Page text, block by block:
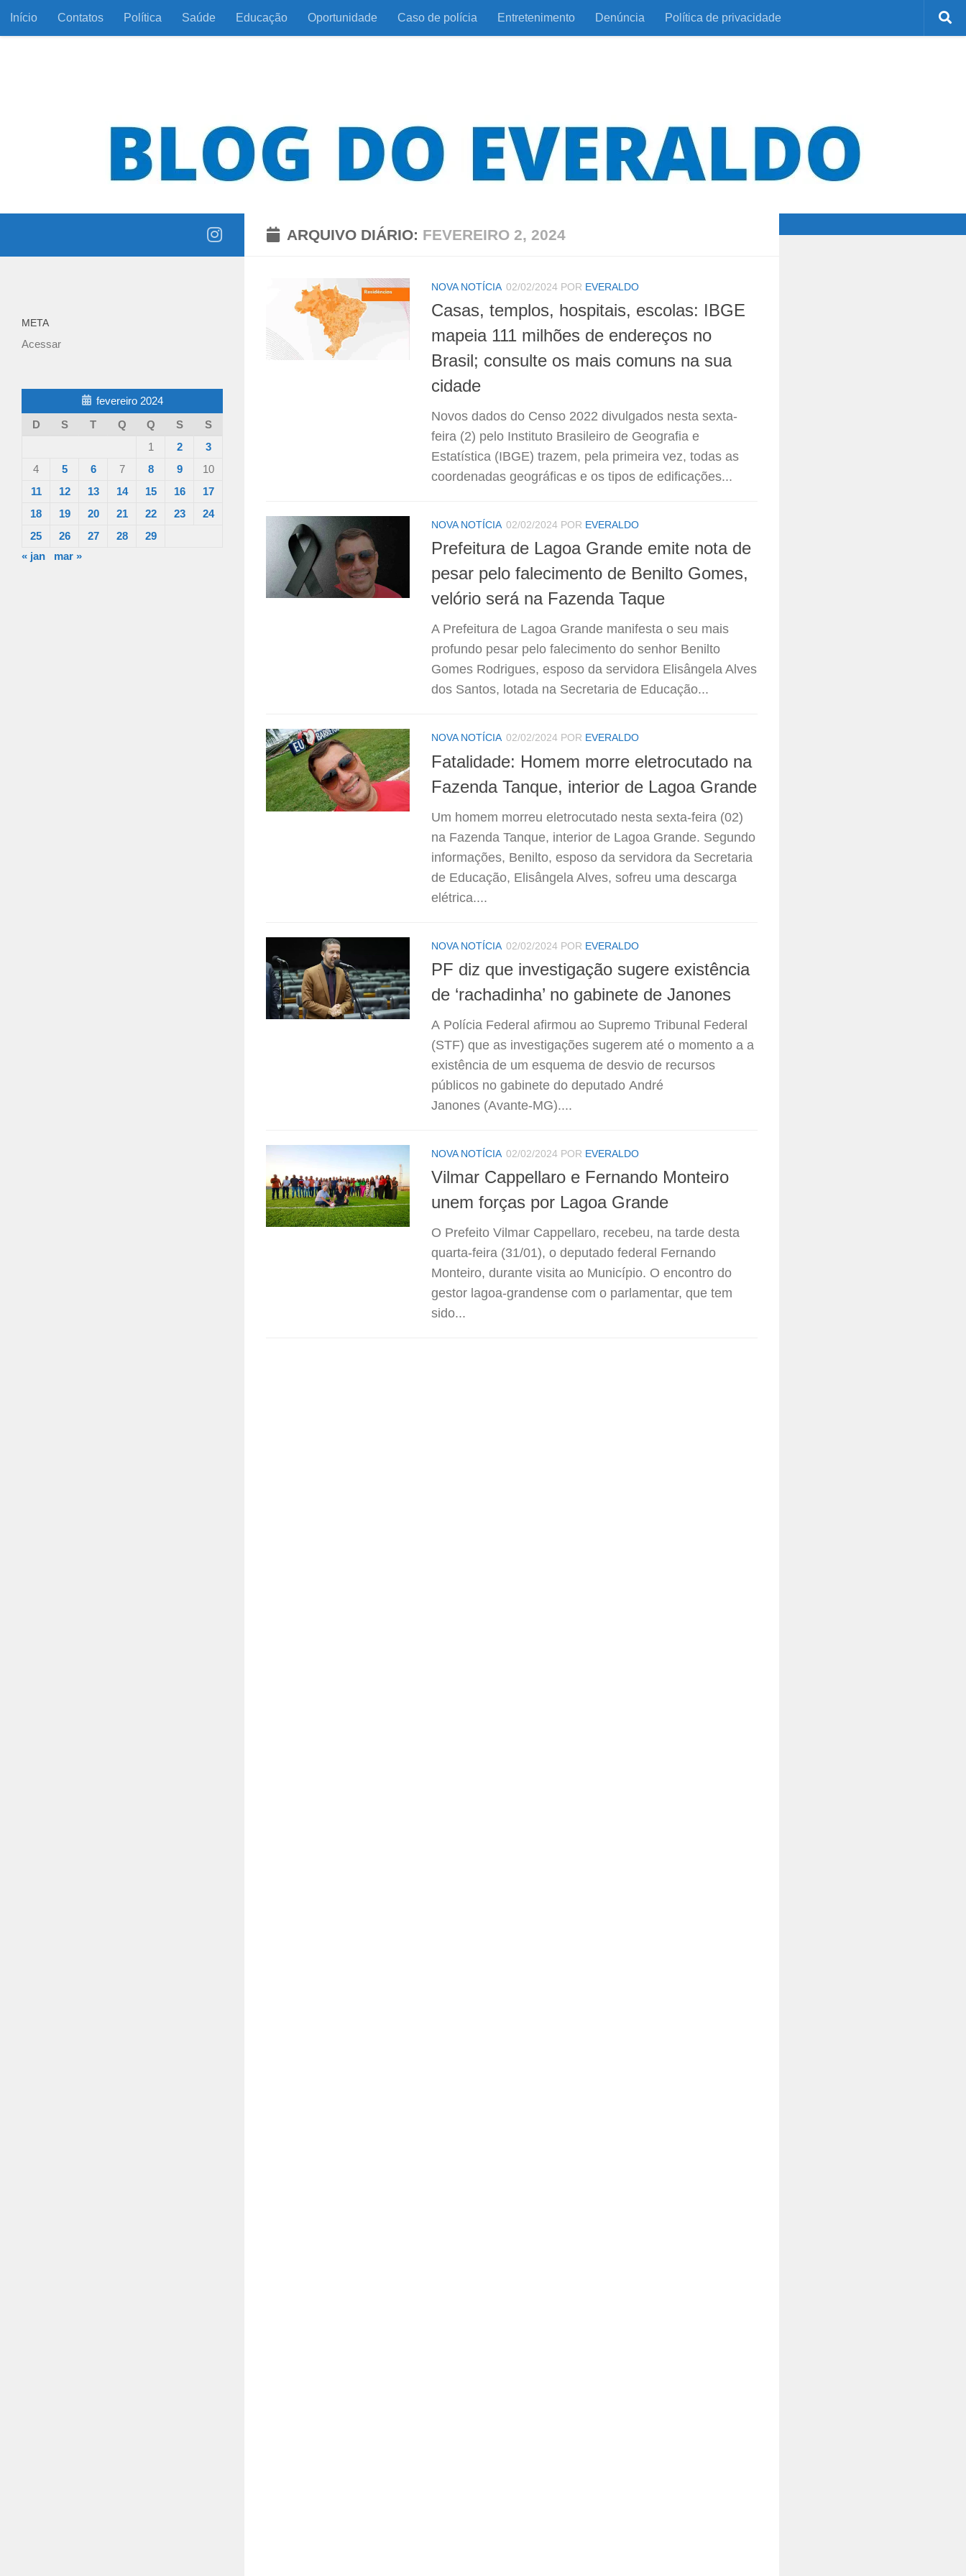
Skip to content
Início Contatos Política Saúde Educação Oportunidade Caso de polícia Entretenimento Denúncia Política de privacidade
ARQUIVO DIÁRIO: FEVEREIRO 2, 2024
NOVA NOTÍCIA 02/02/2024 POR EVERALDO
Casas, templos, hospitais, escolas: IBGE
mapeia 111 milhões de endereços no
Brasil; consulte os mais comuns na sua
cidade
Novos dados do Censo 2022 divulgados nesta sexta-
feira (2) pelo Instituto Brasileiro de Geografia e
Estatística (IBGE) trazem, pela primeira vez, todas as
coordenadas geográficas e os tipos de edificações...
NOVA NOTÍCIA 02/02/2024 POR EVERALDO
Prefeitura de Lagoa Grande emite nota de
pesar pelo falecimento de Benilto Gomes,
velório será na Fazenda Taque
A Prefeitura de Lagoa Grande manifesta o seu mais
profundo pesar pelo falecimento do senhor Benilto
Gomes Rodrigues, esposo da servidora Elisângela Alves
dos Santos, lotada na Secretaria de Educação...
NOVA NOTÍCIA 02/02/2024 POR EVERALDO
Fatalidade: Homem morre eletrocutado na
Fazenda Tanque, interior de Lagoa Grande
Um homem morreu eletrocutado nesta sexta-feira (02)
na Fazenda Tanque, interior de Lagoa Grande. Segundo
informações, Benilto, esposo da servidora da Secretaria
de Educação, Elisângela Alves, sofreu uma descarga
elétrica....
NOVA NOTÍCIA 02/02/2024 POR EVERALDO
PF diz que investigação sugere existência
de ‘rachadinha’ no gabinete de Janones
A Polícia Federal afirmou ao Supremo Tribunal Federal
(STF) que as investigações sugerem até o momento a a
existência de um esquema de desvio de recursos
públicos no gabinete do deputado André
Janones (Avante-MG)....
NOVA NOTÍCIA 02/02/2024 POR EVERALDO
Vilmar Cappellaro e Fernando Monteiro
unem forças por Lagoa Grande
O Prefeito Vilmar Cappellaro, recebeu, na tarde desta
quarta-feira (31/01), o deputado federal Fernando
Monteiro, durante visita ao Município. O encontro do
gestor lagoa-grandense com o parlamentar, que tem
sido...
META
Acessar
fevereiro 2024
D
S T Q Q S
S
1
2
3
4
5 6 7 8 9
10
11
12 13 14 15 16
17
18
19 20 21 22 23
24
25
26 27 28
29
« jan
mar »